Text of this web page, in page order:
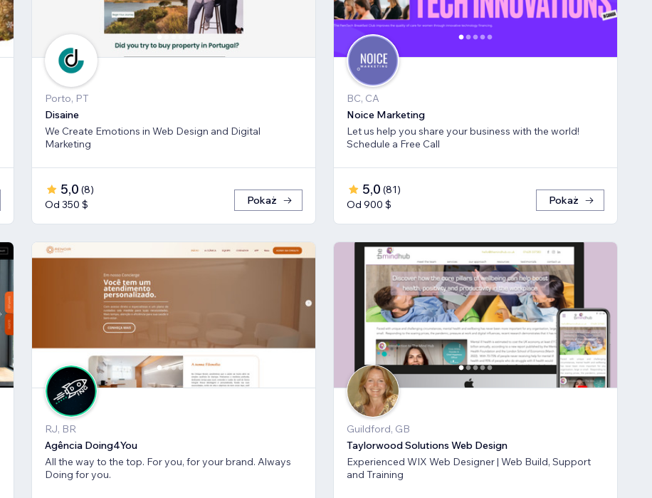
Porto, PT
Disaine
We Create Emotions in Web Design and Digital
Marketing
5,0 (8)
Od 350 $
Pokaż
BC, CA
Noice Marketing
Let us help you share your business with the world!
Schedule a Free Call
5,0 (81)
Od 900 $
Pokaż
RJ, BR
Agência Doing4You
All the way to the top. For you, for your brand. Always
Doing for you.
Guildford, GB
Taylorwood Solutions Web Design
Experienced WIX Web Designer | Web Build, Support
and Training